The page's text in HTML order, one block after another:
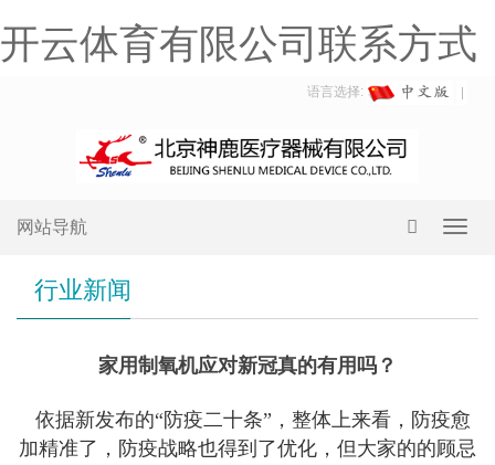
开云体育有限公司联系方式
语言选择:
网站导航
行业新闻
家用制氧机应对新冠真的有用吗？
依据新发布的“防疫二十条”，整体上来看，防疫愈
加精准了，防疫战略也得到了优化，但大家的的顾忌